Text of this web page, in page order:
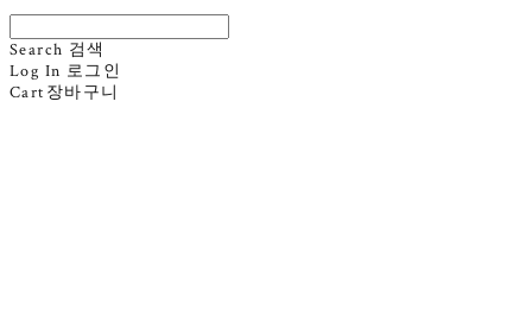
Search 검색
Log In 로그인
Cart 장바구니